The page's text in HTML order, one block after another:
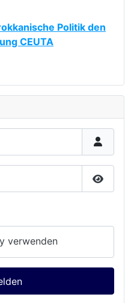
Politik den
CEUTA
verwenden